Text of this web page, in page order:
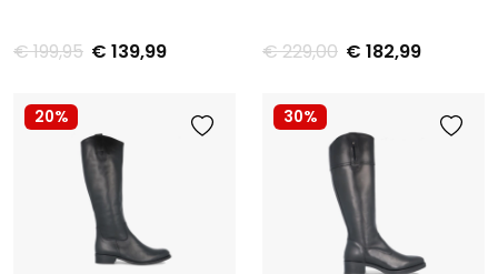
€ 199,95 € 139,99 € 229,00 € 182,99
20% 30%